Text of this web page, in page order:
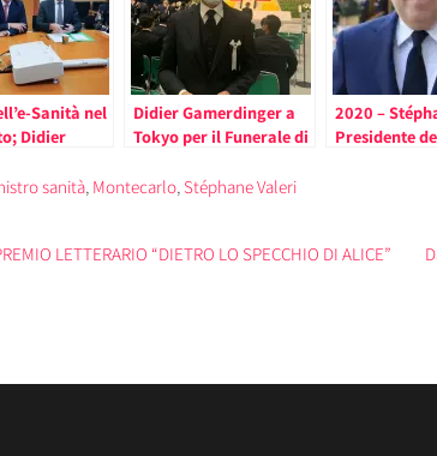
Sanità nel
Didier
Centro della
Didier Gamerdinger a
Tokyo per il Funerale di
2020 –
Presidente
sanità, Montecarlo, Stéphane Valeri
LETTERARIO “DIETRO LO SPECCHIO DI ALICE”